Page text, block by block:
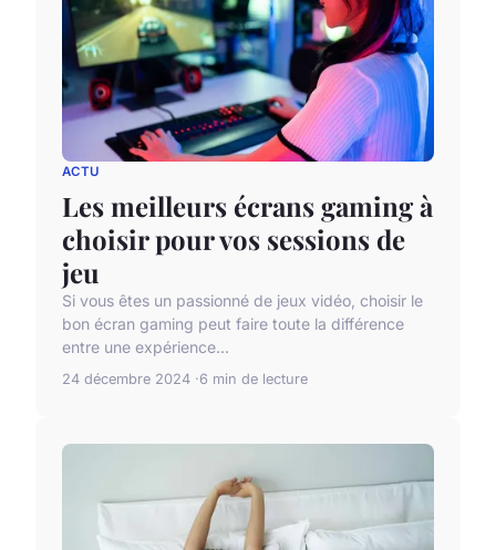
ACTU
Les meilleurs écrans gaming à
choisir pour vos sessions de
jeu
Si vous êtes un passionné de jeux vidéo, choisir le
bon écran gaming peut faire toute la différence
entre une expérience...
24 décembre 2024 6 min de lecture